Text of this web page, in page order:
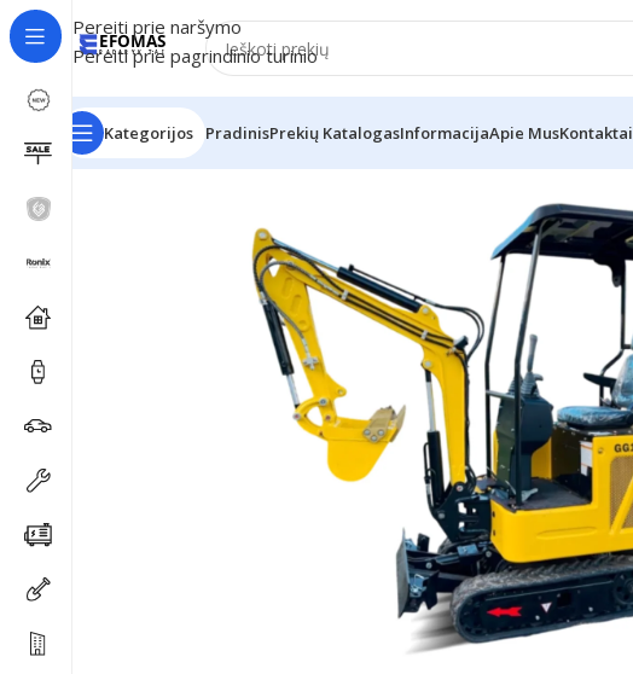
Pereiti prie naršymo
Pereiti prie pagrindinio turinio
Kategorijos PradinisPrekių KatalogasInformacijaApie MusKontaktai
Pradžia Günter Grossmann technika